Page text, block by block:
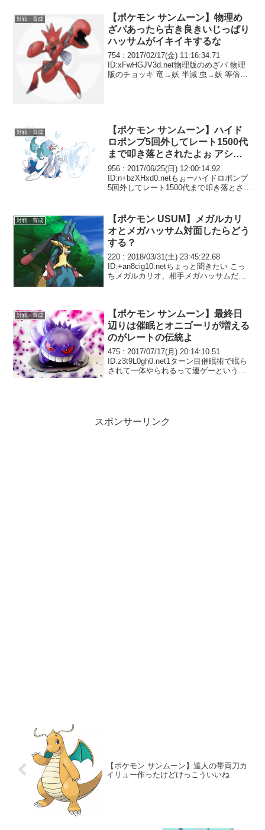
対戦・育成
【ポケモン サンムーン】物理め
ざパあったら古き良きいじっぱり
ハッサムがイキイキするな
754 : 2017/02/17(金) 11:16:34.71
ID:xFwHGJV3d.net物理版のめざパ 物理
版のチョッキ 竜→妖 半減 虫→妖 等倍
対戦・育成
【ポケモン サンムーン】ハイド
ロポンプ5回外してレート1500代
まで叩き落とされたよぉ アシレ
ーヌちゃん頼むよぉ〜
956 : 2017/06/25(日) 12:00:14.92
ID:n+bzXHxd0.netもぉーハイドロポンプ
5回外してレート1500代まで叩き落とされ
対戦・育成
【ポケモン USUM】メガルカリ
オとメガハッサム対面したらどう
する？
220 : 2018/03/31(土) 23:45:22.68
ID:+an8cig10.netちょっと聞きたい こっ
ちメガルカリオ、相手メガハッサムだっ
対戦・育成
【ポケモン サンムーン】最終日
辺りは催眠とオニゴーリが増える
のがレートの伝統よ
475 : 2017/07/17(月) 20:14:10.51
ID:z3t9L0gh0.net1ターン目催眠術で眠ら
されて一体やられるって運ゲーというこ
スポンサーリンク
【ポケモン サンムーン】達人の帯両刀カ
イリュー作ったけどけっこういいね